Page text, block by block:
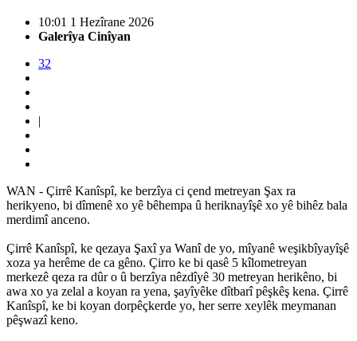
10:01 1 Hezîrane 2026
Galerîya Cinîyan
32
|
WAN - Çirrê Kanîspî, ke berzîya ci çend metreyan Şax ra
herikyeno, bi dîmenê xo yê bêhempa û heriknayîşê xo yê bihêz bala
merdimî anceno.
Çirrê Kanîspî, ke qezaya Şaxî ya Wanî de yo, mîyanê weşikbîyayîşê
xoza ya herême de ca gêno. Çirro ke bi qasê 5 kîlometreyan
merkezê qeza ra dûr o û berzîya nêzdîyê 30 metreyan herikêno, bi
awa xo ya zelal a koyan ra yena, şayîyêke dîtbarî pêşkêş kena. Çirrê
Kanîspî, ke bi koyan dorpêçkerde yo, her serre xeylêk meymanan
pêşwazî keno.